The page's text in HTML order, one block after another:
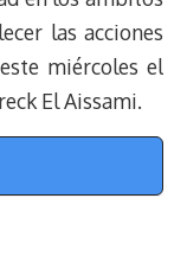
las acciones
miércoles el
El Aissami.